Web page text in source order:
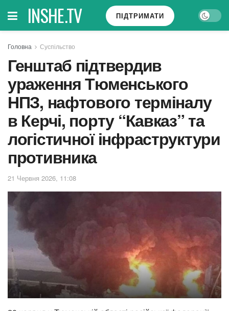
INSHE.TV ПІДТРИМАТИ
Головна Суспільство
Генштаб підтвердив
ураження Тюменського
НПЗ, нафтового терміналу
в Керчі, порту “Кавказ” та
логістичної інфраструктури
противника
21 Червня 2026, 11:08